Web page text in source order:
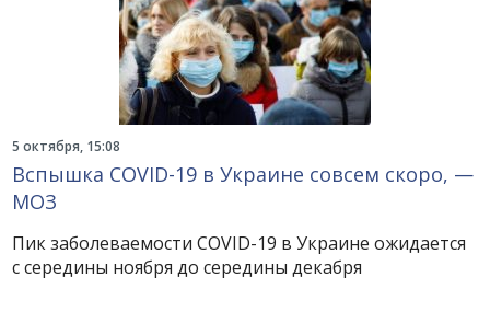
5 октября, 15:08
Вспышка COVID-19 в Украине совсем скоро, —
МОЗ
Пик заболеваемости COVID-19 в Украине ожидается
с середины ноября до середины декабря